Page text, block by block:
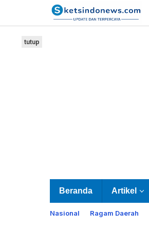
Beranda Artikel
Nasional Ragam Daerah
tutup